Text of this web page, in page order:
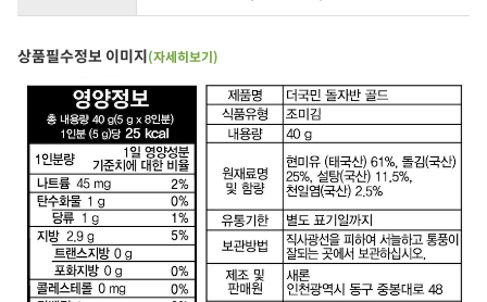
상품필수정보 이미지 (자세히보기)